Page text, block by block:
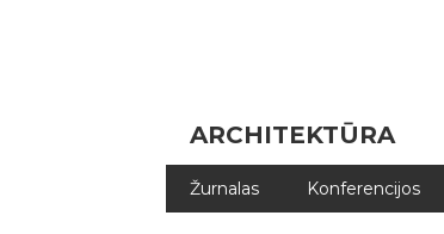
ARCHITEKTŪRA
Žurnalas Konferencijos